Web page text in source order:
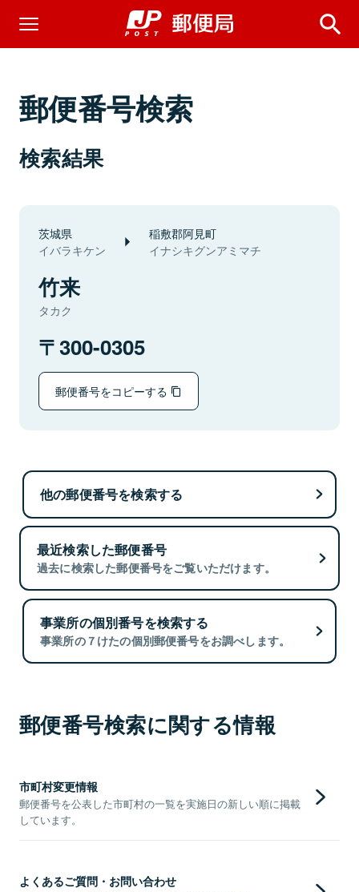
郵便番号検索
検索結果
茨城県
イバラキケン
稲敷郡阿見町
イナシキグンアミマチ
竹来
タカク
300-0305
郵便番号をコピーする
他の郵便番号を検索する
最近検索した郵便番号
過去に検索した郵便番号をご覧いただけます。
事業所の個別番号を検索する
事業所の７けたの個別郵便番号をお調べします。
郵便番号検索に関する情報
市町村変更情報
郵便番号を公表した市町村の一覧を実施日の新しい順に掲載
しています。
よくあるご質問・お問い合わせ